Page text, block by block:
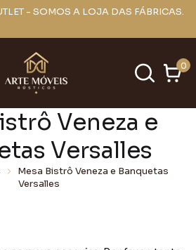
- SOMOS A LOJA DAS FÁBRICAS.
0
Veneza e
Versalles
Mesa Bistrô Veneza e Banquetas
Versalles